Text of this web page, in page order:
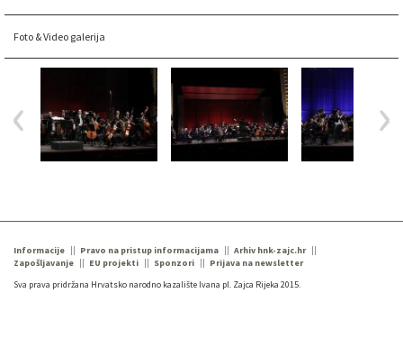
Foto & Video galerija
Informacije Pravo na pristup informacijama
Arhiv hnk-zajc.hr
Zapošljavanje
EU projekti Sponzori
Prijava na newsletter
Sva prava pridržana Hrvatsko narodno kazalište Ivana pl. Zajca Rijeka 2015.